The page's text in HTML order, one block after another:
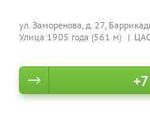
ул. Заморенова, д. 27,
Улица 1905 года (561 м)